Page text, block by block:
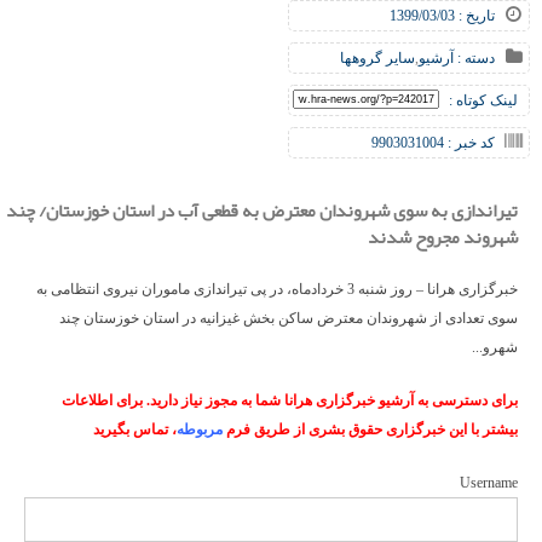
تاریخ : 1399/03/03
دسته : آرشیو,سایر گروهها
لینک کوتاه :
کد خبر : 9903031004
تیراندازی به سوی شهروندان معترض به قطعی آب در استان خوزستان/ چند
شهروند مجروح شدند
خبرگزاری هرانا – روز شنبه 3 خردادماه، در پی تیراندازی ماموران نیروی انتظامی به
سوی تعدادی از شهروندان معترض ساکن بخش غیزانیه در استان خوزستان چند
شهرو...
برای دسترسی به آرشیو خبرگزاری هرانا شما به مجوز نیاز دارید. برای اطلاعات
بیشتر با این خبرگزاری حقوق بشری از طریق فرم مربوطه، تماس بگیرید
Username